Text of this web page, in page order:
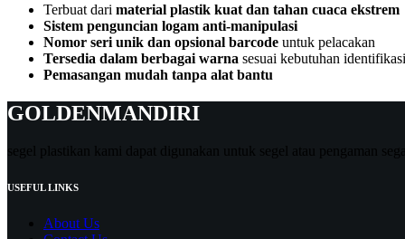
Terbuat dari material plastik kuat dan tahan cuaca ekstrem
Sistem penguncian logam anti-manipulasi
Nomor seri unik dan opsional barcode untuk pelacakan
Tersedia dalam berbagai warna sesuai kebutuhan identifikasi
Pemasangan mudah tanpa alat bantu
GOLDENMANDIRI
segel plastikan kami dapat digunakan untuk segel atau pengaman
USEFUL LINKS
About Us